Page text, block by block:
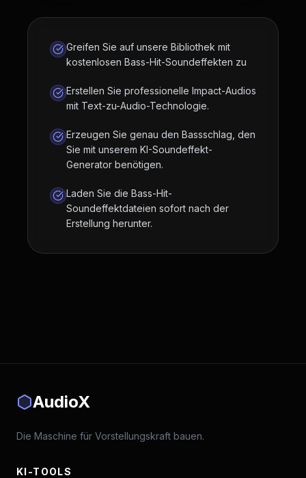
Greifen Sie auf unsere Bibliothek mit
kostenlosen Bass-Hit-Soundeffekten zu
Erstellen Sie professionelle Impact-Audios
mit Text-zu-Audio-Technologie.
Erzeugen Sie genau den Bassschlag, den
Sie mit unserem KI-Soundeffekt-
Generator benötigen.
Laden Sie die Bass-Hit-
Soundeffektdateien sofort nach der
Erstellung herunter.
AudioX
Die Maschine für Vorstellungskraft bauen.
KI-TOOLS